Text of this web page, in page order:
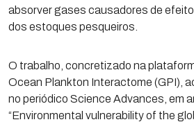
absorver gases causadores de
dos estoques pesqueiros.
O trabalho, concretizado na
Ocean Plankton Interactome (GPI),
no periódico Science Advances, em
“Environmental vulnerability of the